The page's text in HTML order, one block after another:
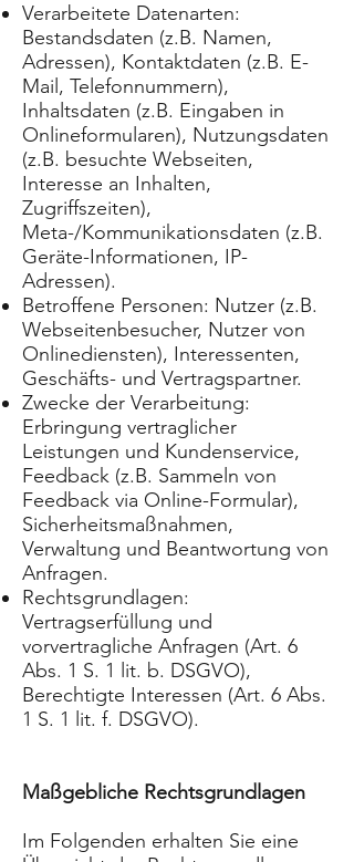
Verarbeitete Datenarten:
Bestandsdaten (z.B. Namen,
Adressen), Kontaktdaten (z.B. E-
Mail, Telefonnummern),
Inhaltsdaten (z.B. Eingaben in
Onlineformularen), Nutzungsdaten
(z.B. besuchte Webseiten,
Interesse an Inhalten,
Zugriffszeiten),
Meta-/Kommunikationsdaten (z.B.
Geräte-Informationen, IP-
Adressen).
Betroffene Personen: Nutzer (z.B.
Webseitenbesucher, Nutzer von
Onlinediensten), Interessenten,
Geschäfts- und Vertragspartner.
Zwecke der Verarbeitung:
Erbringung vertraglicher
Leistungen und Kundenservice,
Feedback (z.B. Sammeln von
Feedback via Online-Formular),
Sicherheitsmaßnahmen,
Verwaltung und Beantwortung von
Anfragen.
Rechtsgrundlagen:
Vertragserfüllung und
vorvertragliche Anfragen (Art. 6
Abs. 1 S. 1 lit. b. DSGVO),
Berechtigte Interessen (Art. 6 Abs.
1 S. 1 lit. f. DSGVO).
Maßgebliche Rechtsgrundlagen
Im Folgenden erhalten Sie eine